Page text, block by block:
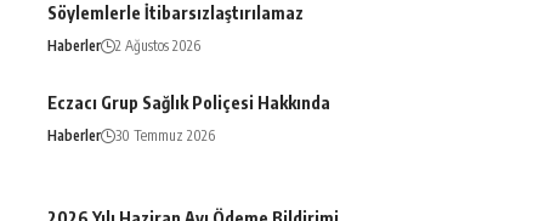
Söylemlerle İtibarsızlaştırılamaz
Haberler 2 Ağustos 2026
Eczacı Grup Sağlık Poliçesi Hakkında
Haberler 30 Temmuz 2026